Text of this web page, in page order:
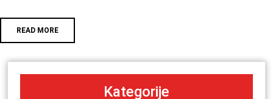
READ MORE
Kategorije